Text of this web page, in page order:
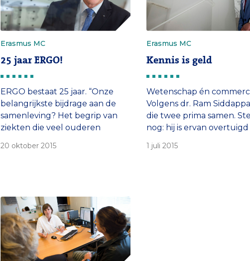
Erasmus MC
25 jaar ERGO!
ERGO bestaat 25 jaar. “Onze
belangrijkste bijdrage aan de
samenleving? Het begrip van
ziekten die veel ouderen
zegt grondlegger en geestelijk
20 oktober 2015
Erasmus MC
Kennis is geld
Wetenschap én
Volgens dr. Ram
die twee prima samen.
nog: hij is ervan
1 juli 2015